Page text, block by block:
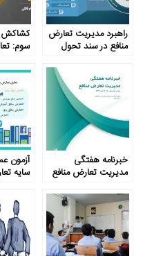
راهبرد مدیریت تعارض
منافع در سند تحول
کشاکش
سوم:
خبرنامه هفتگی
مدیریت تعارض منافع
آزمون
سایه